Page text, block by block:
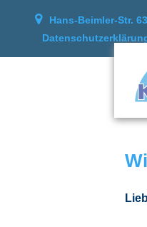
Hans-Beimler-Str.